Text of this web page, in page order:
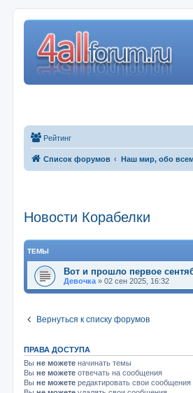
Рейтинг
Список форумов Наш мир, обо
Новости Корабелки
ТЕМЫ
Вот и прошло первое
Девочка» 02 сен 2025, 16:32
Вернуться к списку форумов
ПРАВА ДОСТУПА
Вы не можетеначинать темы
Вы не можетеотвечать на сообщения
Вы не можетередактировать свои сообщения